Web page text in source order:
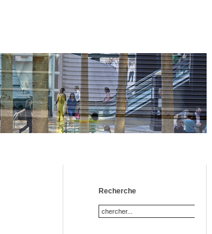
Recherche